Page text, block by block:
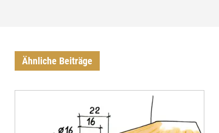
Ähnliche Beiträge